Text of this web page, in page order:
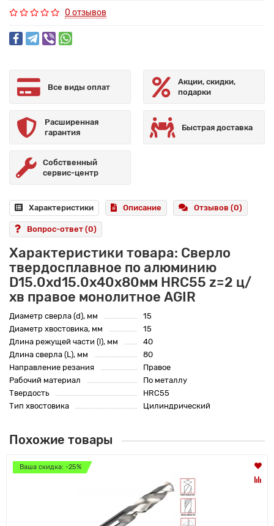
0 отзывов
Все виды оплат
Акции, скидки,
подарки
Расширенная
гарантия
Быстрая доставка
Собственный
сервис-центр
Характеристики Описание Отзывов (0)
Вопрос-ответ (0)
Характеристики товара: Сверло
твердосплавное по алюминию
D15.0xd15.0х40х80мм HRC55 z=2 ц/
хв правое монолитное AGIR
Диаметр сверла (d), мм
15
Диаметр хвостовика, мм
15
Длина режущей части (l), мм
40
Длина сверла (L), мм
80
Направление резания
Правое
Рабочий материал
По металлу
Твердость
HRC55
Тип хвостовика
Цилиндрический
Похожие товары
Ваша скидка: -25%